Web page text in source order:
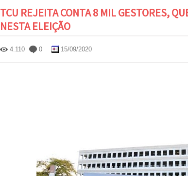
TCU REJEITA CONTA 8 MIL GESTORES,
NESTA ELEIÇÃO
4.110 0 15/09/2020